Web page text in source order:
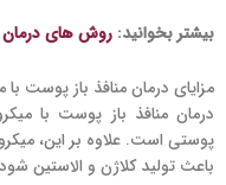
بیشتر بخوانید: روش های
مزایای درمان منافذ باز پوست با
درمان منافذ باز پوست با
پوستی است. علاوه بر این،
باعث تولید کلاژن و الاستین